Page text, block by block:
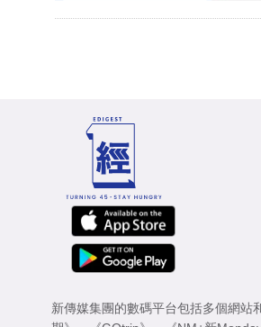
新傳媒集團的數碼平台包括多個網站